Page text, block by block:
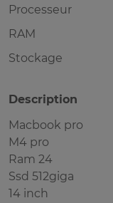
Processeur
RAM
Stockage
Description
Macbook pro
M4 pro
Ram 24
Ssd 512giga
14 inch